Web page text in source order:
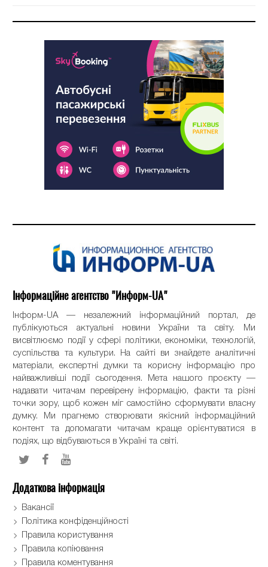
Інформаційне агентство "Информ-UA"
Інформ-UA — незалежний інформаційний портал, де
публікуються актуальні новини України та світу. Ми
висвітлюємо події у сфері політики, економіки, технологій,
суспільства та культури. На сайті ви знайдете аналітичні
матеріали, експертні думки та корисну інформацію про
найважливіші події сьогодення. Мета нашого проєкту —
надавати читачам перевірену інформацію, факти та різні
точки зору, щоб кожен міг самостійно сформувати власну
думку. Ми прагнемо створювати якісний інформаційний
контент та допомагати читачам краще орієнтуватися в
подіях, що відбуваються в Україні та світі.
Додаткова інформація
Вакансії
Політика конфіденційності
Правила користування
Правила копіювання
Правила коментування